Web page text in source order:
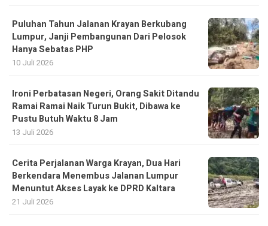
Puluhan Tahun Jalanan Krayan Berkubang
Lumpur, Janji Pembangunan Dari Pelosok
Hanya Sebatas PHP
10 Juli 2026
Ironi Perbatasan Negeri, Orang Sakit Ditandu
Ramai Ramai Naik Turun Bukit, Dibawa ke
Pustu Butuh Waktu 8 Jam
13 Juli 2026
Cerita Perjalanan Warga Krayan, Dua Hari
Berkendara Menembus Jalanan Lumpur
Menuntut Akses Layak ke DPRD Kaltara
21 Juli 2026